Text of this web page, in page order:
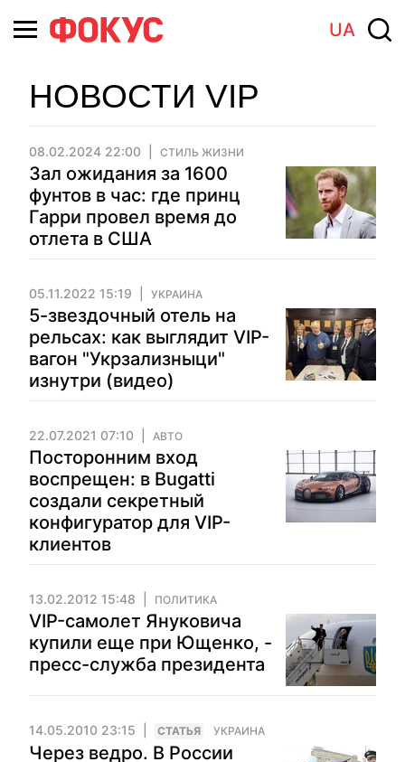
UA
НОВОСТИ VIP
08.02.2024 22:00 СТИЛЬ ЖИЗНИ
Зал ожидания за 1600
фунтов в час: где принц
Гарри провел время до
отлета в США
05.11.2022 15:19 УКРАИНА
5-звездочный отель на
рельсах: как выглядит VIP-
вагон "Укрзализныци"
изнутри (видео)
22.07.2021 07:10 АВТО
Посторонним вход
воспрещен: в Bugatti
создали секретный
конфигуратор для VIP-
клиентов
13.02.2012 15:48 ПОЛИТИКА
VIP-самолет Януковича
купили еще при Ющенко, -
пресс-служба президента
14.05.2010 23:15 CТАТЬЯ УКРАИНА
Через ведро. В России